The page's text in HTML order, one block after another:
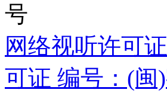
号
网络视听许可
可证 编号：(闽